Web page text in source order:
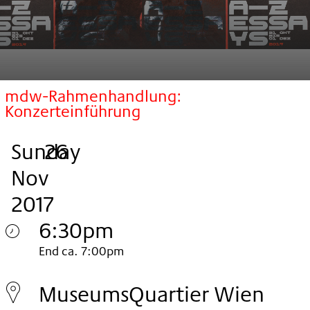
mdw-Rahmenhandlung:
Konzerteinführung
Sunday
, 26
.
Nov
2017
.
6:30pm
Sunday
26.
End ca. 7:00pm
MuseumsQuartier Wien